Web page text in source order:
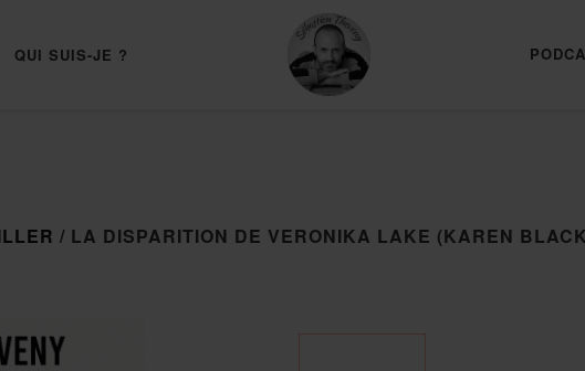
QUI SUIS-JE ?
/ LA DISPARITION DE VERONIKA LAKE (KAREN